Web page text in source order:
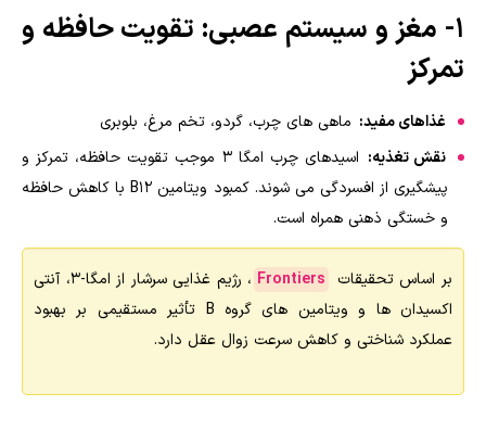
۱- مغز و سیستم عصبی: تقویت حافظه و
تمرکز
غذاهای مفید: ماهی های چرب، گردو، تخم مرغ، بلوبری
نقش تغذیه:
اسیدهای چرب امگا ۳ موجب تقویت حافظه، تمرکز و
پیشگیری از افسردگی می شوند. کمبود ویتامین B12 با کاهش حافظه
و خستگی ذهنی همراه است.
بر اساس تحقیقات Frontiers
، رژیم غذایی سرشار از امگا-۳، آنتی
اکسیدان ها و ویتامین های گروه B تأثیر مستقیمی بر بهبود
عملکرد شناختی و کاهش سرعت زوال عقل دارد.